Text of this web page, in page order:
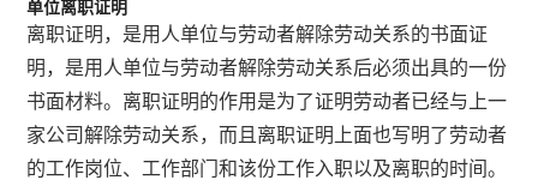
单位离职证明
离职证明，是用人单位与劳动者解除劳动关系的书面证
明，是用人单位与劳动者解除劳动关系后必须出具的一份
书面材料。离职证明的作用是为了证明劳动者已经与上一
家公司解除劳动关系，而且离职证明上面也写明了劳动者
的工作岗位、工作部门和该份工作入职以及离职的时间。